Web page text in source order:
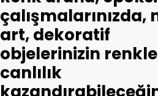
çalışmalarınızda,
art, dekoratif
objelerinizin
canlılık